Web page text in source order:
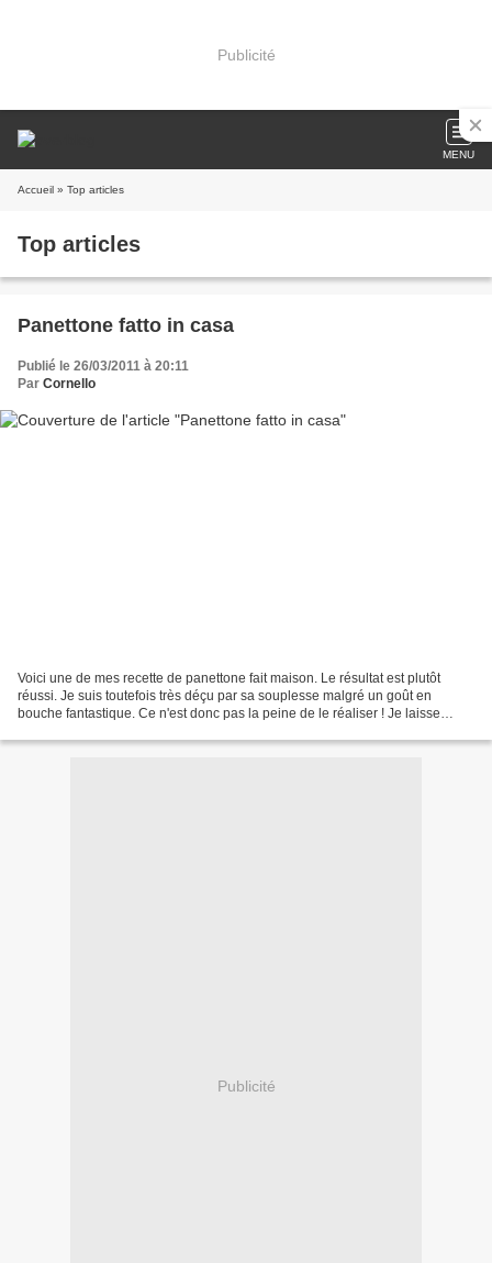
Publicité
MENU
Accueil » Top articles
Top articles
Panettone fatto in casa
Publié le 26/03/2011 à 20:11
Par Cornello
Voici une de mes recette de panettone fait maison. Le résultat est plutôt
réussi. Je suis toutefois très déçu par sa souplesse malgré un goût en
bouche fantastique. Ce n'est donc pas la peine de le réaliser ! Je laisse
Publicité